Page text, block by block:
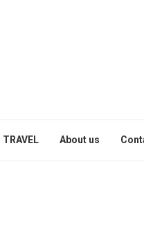
TRAVEL About us